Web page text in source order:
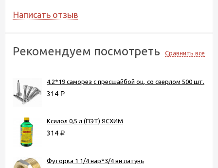
Написать отзыв
Рекомендуем посмотреть Сравнить все
4.2*19 саморез с пресшайбой оц. со сверлом 500 шт.
314 Р
Ксилол 0,5 л (ПЭТ) ЯСХИМ
314 Р
Футорка 1 1/4 нар*3/4 вн латунь